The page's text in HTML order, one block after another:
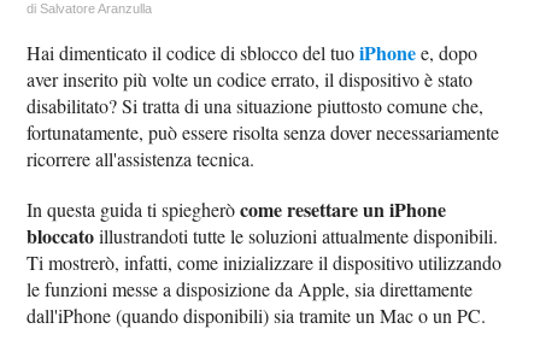
diSalvatore Aranzulla
Hai dimenticato il codice di sblocco del tuoiPhonee, dopo
aver inserito più volte un codice errato, il dispositivo è stato
disabilitato? Si tratta di una situazione piuttosto comune che,
fortunatamente, può essere risolta senza dover necessariamente
ricorrere all'assistenza tecnica.
In questa guida ti spiegheròcome resettare un iPhone
bloccatoillustrandoti tutte le soluzioni attualmente disponibili.
Ti mostrerò, infatti, come inizializzare il dispositivo utilizzando
le funzioni messe a disposizione da Apple, sia direttamente
dall'iPhone (quando disponibili) sia tramite un Mac o un PC.